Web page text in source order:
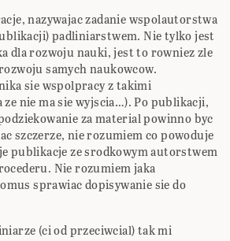
nazywajac zadanie wspolautorstwa
padliniarstwem. Nie tylko jest
dla rozwoju nauki, jest to rowniez zle
samych naukowcow.
sie wspolpracy z takimi
nie ma sie wyjscia…). Po publikacji,
za material powinno byc
szczerze, nie rozumiem co powoduje
publikacje ze srodkowym autorstwem
Nie rozumiem jaka
sprawiac dopisywanie sie do
(ci od przeciwcial) tak mi